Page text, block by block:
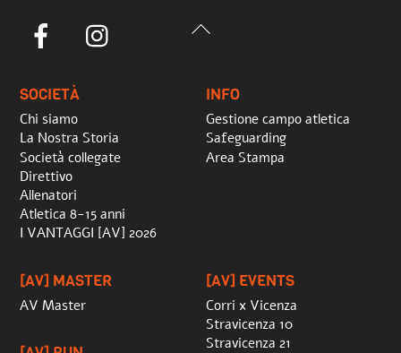
Back
Facebook
SOCIETÀ
Chi siamo
La Nostra Storia
Società collegate
Direttivo
Allenatori
Atletica 8-15 anni
I VANTAGGI [AV] 2026
INFO
Gestione campo atletica
Safeguarding
Area Stampa
[AV] MASTER
AV Master
[AV] EVENTS
Corri x Vicenza
Stravicenza 10
Stravicenza 21